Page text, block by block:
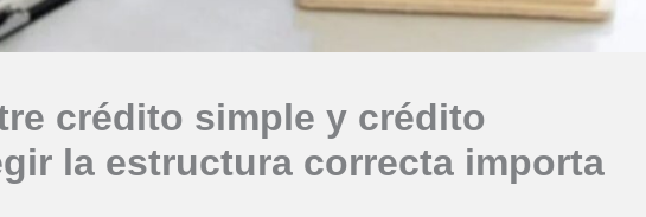
crédito simple y crédito
la estructura correcta importa